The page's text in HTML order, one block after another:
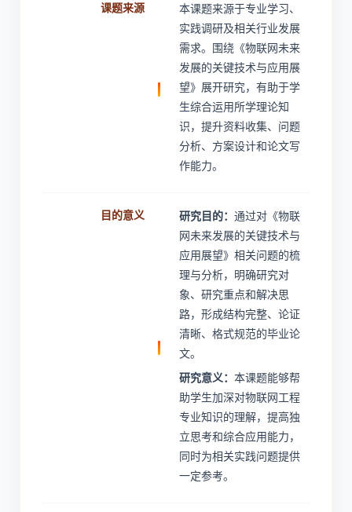
课题来源
本课题来源于专业学习、
实践调研及相关行业发展
需求。围绕《物联网未来
发展的关键技术与应用展
望》展开研究，有助于学
生综合运用所学理论知
识，提升资料收集、问题
分析、方案设计和论文写
作能力。
目的意义 研究目的： 通过对《物联
网未来发展的关键技术与
应用展望》相关问题的梳
理与分析，明确研究对
象、研究重点和解决思
路，形成结构完整、论证
清晰、格式规范的毕业论
文。
研究意义： 本课题能够帮
助学生加深对物联网工程
专业知识的理解，提高独
立思考和综合应用能力，
同时为相关实践问题提供
一定参考。